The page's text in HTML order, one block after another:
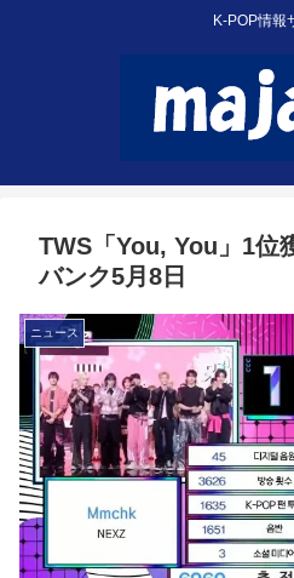
K-POP情報
TWS「You, You」1位
バンク5月8日
ニュース